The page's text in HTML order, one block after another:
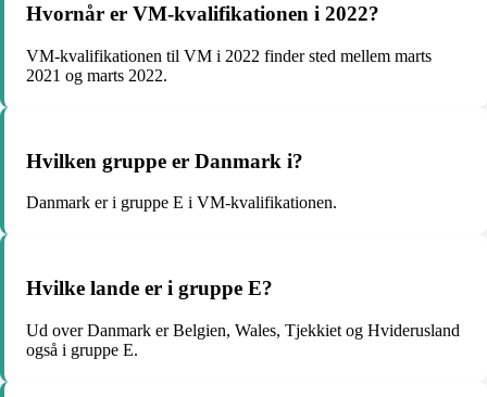
Hvornår er VM-kvalifikationen i 2022?
VM-kvalifikationen til VM i 2022 finder sted mellem marts
2021 og marts 2022.
Hvilken gruppe er Danmark i?
Danmark er i gruppe E i VM-kvalifikationen.
Hvilke lande er i gruppe E?
Ud over Danmark er Belgien, Wales, Tjekkiet og Hviderusland
også i gruppe E.